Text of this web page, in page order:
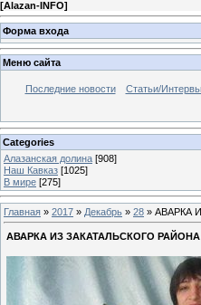
[Alazan-INFO]
Форма входа
Меню сайта
Последние новости Статьи/
Categories
Алазанская долина [908]
Наш Кавказ [1025]
В мире [275]
Главная » 2017 » Декабрь » 28 » АВАРКА
АВАРКА ИЗ ЗАКАТАЛЬСКОГО